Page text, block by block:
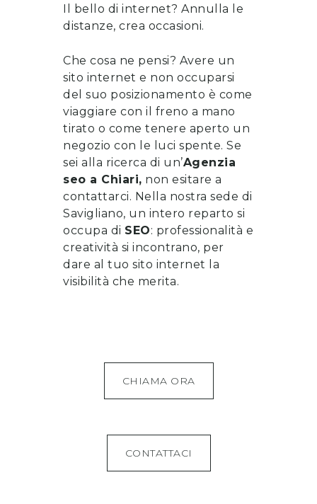
Il bello di internet? Annulla le
distanze, crea occasioni.
Che cosa ne pensi? Avere un
sito internet e non occuparsi
del suo posizionamento è come
viaggiare con il freno a mano
tirato o come tenere aperto un
negozio con le luci spente. Se
sei alla ricerca di un’Agenzia
seo a Chiari, non esitare a
contattarci. Nella nostra sede di
Savigliano, un intero reparto si
occupa di SEO: professionalità e
creatività si incontrano, per
dare al tuo sito internet la
visibilità che merita.
CHIAMA ORA
CONTATTACI